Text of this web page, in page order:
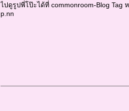
ไปดูรูปพี่โป๊ะได้ที่ commonroom-Blog Tag
p.nn